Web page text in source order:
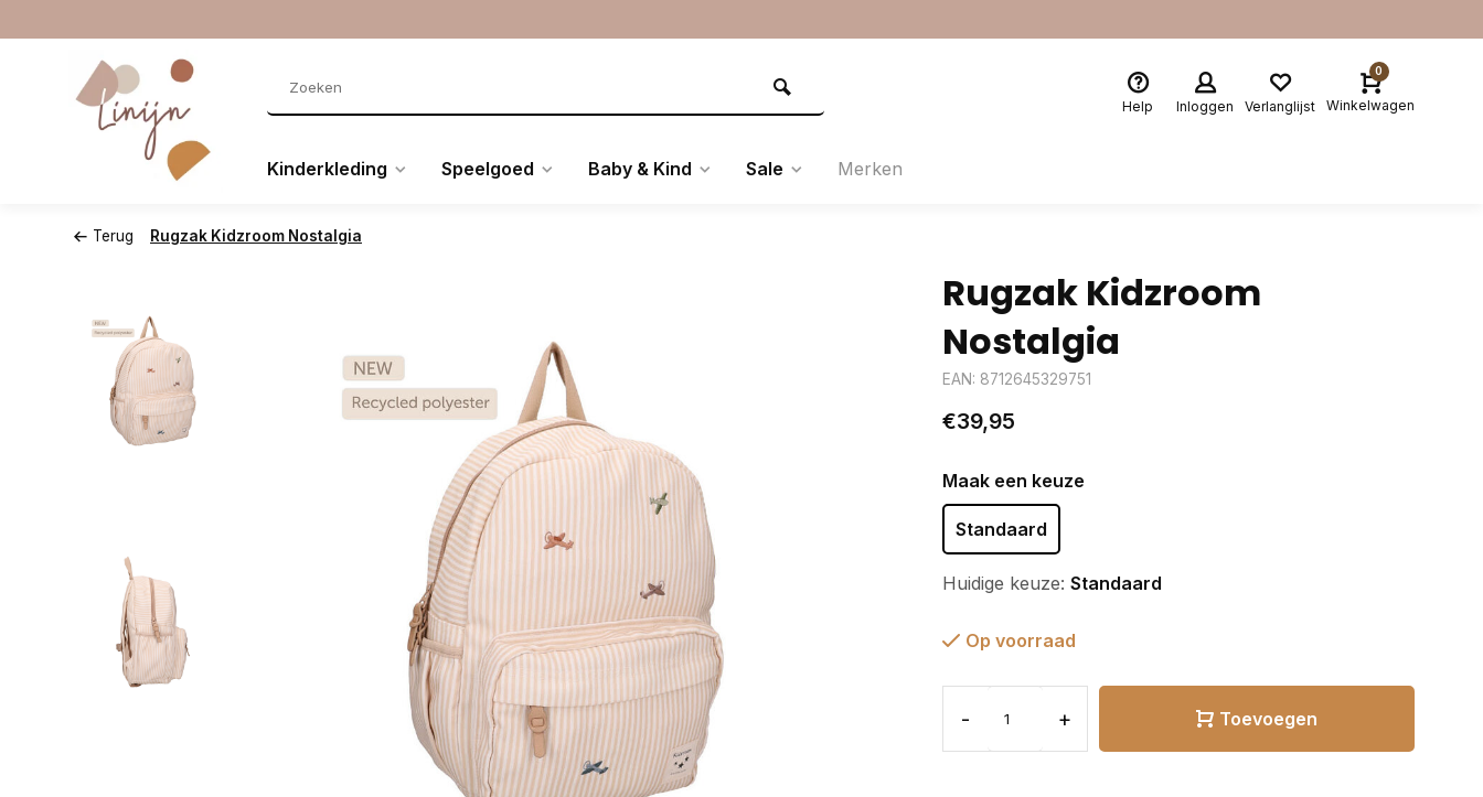
Help Inloggen Verlanglijst
0
Winkelwagen
Kinderkleding Speelgoed Baby & Kind Sale Merken
Terug Rugzak Kidzroom Nostalgia
Rugzak Kidzroom
Nostalgia
EAN: 8712645329751
€39,95
Maak een keuze
Standaard
Huidige keuze: Standaard
Op voorraad
- + Toevoegen